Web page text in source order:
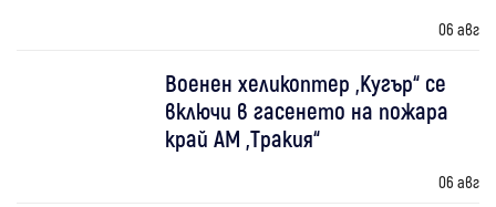
06 авг
Военен хеликоптер „Кугър“ се
включи в гасенето на пожара
край АМ „Тракия“
06 авг